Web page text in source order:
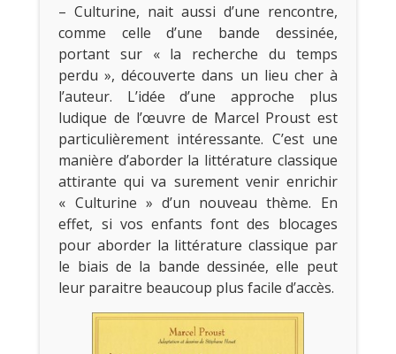
– Culturine, nait aussi d’une rencontre,
comme celle d’une bande dessinée,
portant sur « la recherche du temps
perdu », découverte dans un lieu cher à
l’auteur. L’idée d’une approche plus
ludique de l’œuvre de Marcel Proust est
particulièrement intéressante. C’est une
manière d’aborder la littérature classique
attirante qui va surement venir enrichir
« Culturine » d’un nouveau thème. En
effet, si vos enfants font des blocages
pour aborder la littérature classique par
le biais de la bande dessinée, elle peut
leur paraitre beaucoup plus facile d’accès.